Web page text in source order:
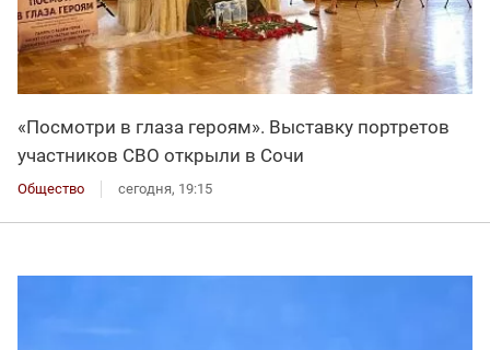
«Посмотри в глаза героям». Выставку портретов
участников СВО открыли в Сочи
Общество сегодня, 19:15